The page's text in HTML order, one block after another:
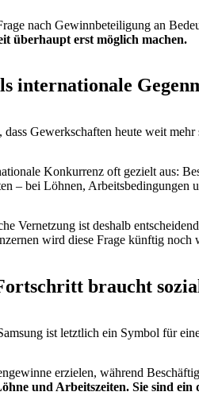
nach Gewinnbeteiligung an
überhaupt erst möglich machen.
internationale
Gewerkschaften heute weit
Konkurrenz oft gezielt aus:
– bei Löhnen, Arbeitsbedingungen
Vernetzung ist deshalb
wird diese Frage künftig noch
braucht
ist letztlich ein Symbol für
erzielen, während
und Arbeitszeiten. Sie sind